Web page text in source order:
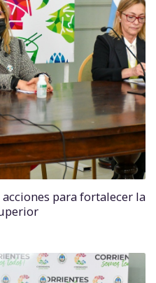
para fortalecer la